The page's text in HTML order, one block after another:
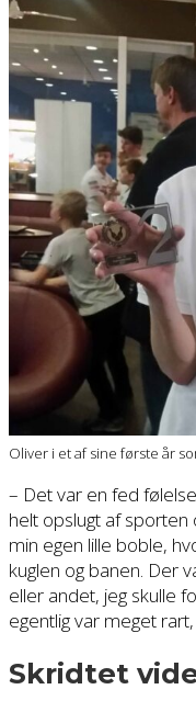
Oliver i et af sine første år
– Det var en fed
helt opslugt af
min egen lille boble,
kuglen og banen. Der
eller andet, jeg skulle
egentlig var meget
Skridtet